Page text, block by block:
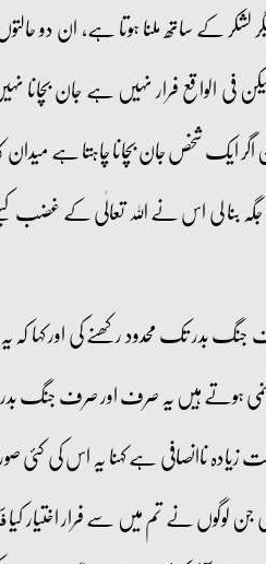
کے ساتھ ملنا ہوتا ہے، ان دو
فی الواقع فرار نہیں ہے جان
شخص جان بچانا چاہتا ہے میدان
جگہ بنا لی اس نے اللہ تعالٰی کے غضب
تک محدود رکھنے کی اور کہا کہ
ہوتے ہیں یہ صرف اور صرف جنگ بدر
زیادہ ناانصافی ہے کہنا یہ اس کی
جن لوگوں نے تم میں سے فرار اختیار کیا